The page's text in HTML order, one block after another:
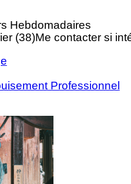
Hebdomadaires
(38)Me contacter si
Professionnel